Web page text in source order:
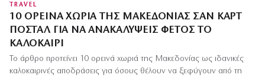
TRAVEL
10 ΟΡΕΙΝΆ ΧΩΡΙΆ ΤΗΣ ΜΑΚΕΔΟΝΊΑΣ ΣΑΝ ΚΑΡΤ
ΠΟΣΤΆΛ ΓΙΑ ΝΑ ΑΝΑΚΑΛΎΨΕΙΣ ΦΈΤΟΣ ΤΟ
ΚΑΛΟΚΑΊΡΙ
Το άρθρο προτείνει 10 ορεινά χωριά της Μακεδονίας ως ιδανικές
καλοκαιρινές αποδράσεις για όσους θέλουν να ξεφύγουν από τη